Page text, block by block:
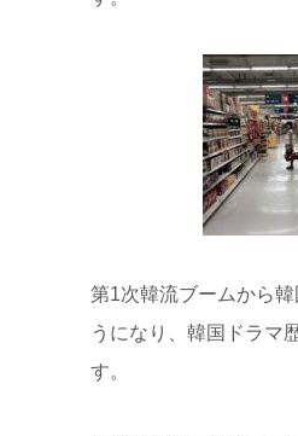
第1次韓流ブームから
うになり、韓国ドラマ
す。